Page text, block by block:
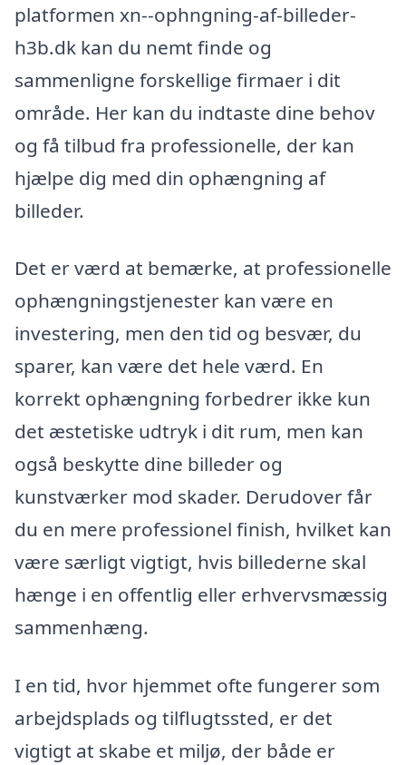
platformen xn--ophngning-af-billeder-
h3b.dk kan du nemt finde og
sammenligne forskellige firmaer i dit
område. Her kan du indtaste dine behov
og få tilbud fra professionelle, der kan
hjælpe dig med din ophængning af
billeder.
Det er værd at bemærke, at professionelle
ophængningstjenester kan være en
investering, men den tid og besvær, du
sparer, kan være det hele værd. En
korrekt ophængning forbedrer ikke kun
det æstetiske udtryk i dit rum, men kan
også beskytte dine billeder og
kunstværker mod skader. Derudover får
du en mere professionel finish, hvilket kan
være særligt vigtigt, hvis billederne skal
hænge i en offentlig eller erhvervsmæssig
sammenhæng.
I en tid, hvor hjemmet ofte fungerer som
arbejdsplads og tilflugtssted, er det
vigtigt at skabe et miljø, der både er